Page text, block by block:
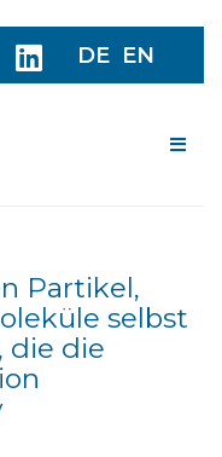
DE EN
Partikel,
selbst
die die